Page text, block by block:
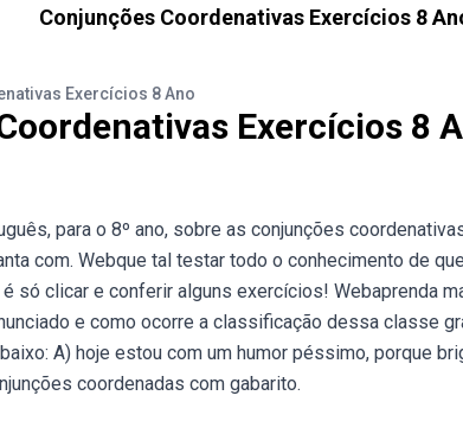
Conjunções Coordenativas Exercícios 8
Exercícios 8 Ano
Exercícios 8
para o 8º ano, sobre as conjunções
com. Webque tal testar todo o conhecimento de
só clicar e conferir alguns exercícios! Webaprenda
e como ocorre a classificação dessa classe
A) hoje estou com um humor péssimo, porque
coordenadas com gabarito.